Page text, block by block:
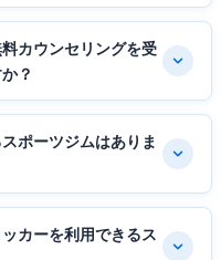
カウンセリングを受
？
ポーツジムはありま
カーを利用できるス